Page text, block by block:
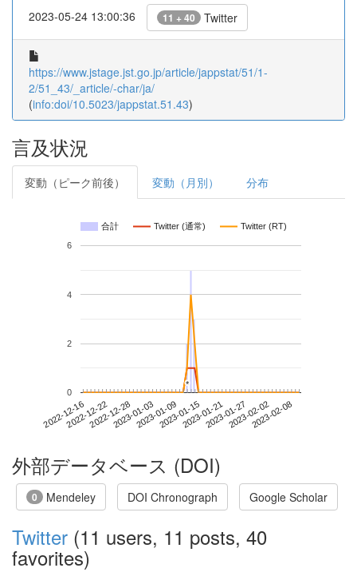
2023-05-24 13:00:36 11 + 40 Twitter
https://www.jstage.jst.go.jp/article/jappstat/51/1-
2/51_43/_article/-char/ja/
(info:doi/10.5023/jappstat.51.43)
言及状況
変動（ピーク前後） 変動（月別） 分布
合計 Twitter (通常) Twitter (RT)
2022-12-162022-12-222022-12-282023-01-032023-01-092023-01-152023-01-212023-01-272023-02-022023-02-08
0
2
4
6
*
*
外部データベース (DOI)
0 Mendeley DOI Chronograph Google Scholar
Twitter (11 users, 11 posts, 40
favorites)